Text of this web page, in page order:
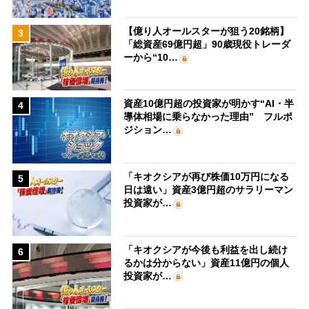
3
【億り人オールスターが狙う20銘柄】
「総資産69億円超」90歳現役トレーダ
ーから“10…
4
資産10億円超の投資家が明かす“AI・半
導体相場に乗らなかった理由” フルポ
ジション…
5
「キオクシアが再び株価10万円になる
日は遠い」資産3億円超のサラリーマン
投資家が…
6
「キオクシアが今後も利益を出し続け
るかは分からない」資産11億円の個人
投資家が…